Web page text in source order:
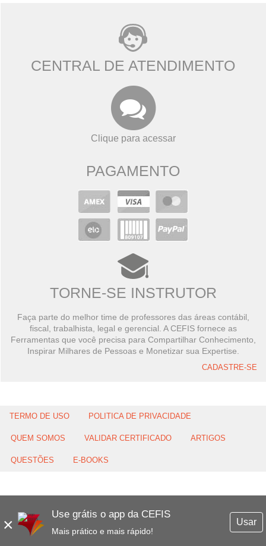
×
Use grátis o app da CEFIS
Mais prático e mais rápido!
Usar
CENTRAL DE ATENDIMENTO
Clique para acessar
PAGAMENTO
TORNE-SE INSTRUTOR
Faça parte do melhor time de professores das áreas contábil,
fiscal, trabalhista, legal e gerencial. A CEFIS fornece as
Ferramentas que você precisa para Compartilhar Conhecimento,
Inspirar Milhares de Pessoas e Monetizar sua Expertise.
CADASTRE-SE
TERMO DE USO POLITICA DE PRIVACIDADE
QUEM SOMOS VALIDAR CERTIFICADO ARTIGOS
QUESTÕES E-BOOKS